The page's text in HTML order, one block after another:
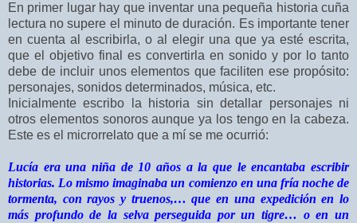
En primer lugar hay que inventar una pequeña historia cuña
lectura no supere el minuto de duración. Es importante tener
en cuenta al escribirla, o al elegir una que ya esté escrita,
que el objetivo final es convertirla en sonido y por lo tanto
debe de incluir unos elementos que faciliten ese propósito:
personajes, sonidos determinados, música, etc.
Inicialmente escribo la historia sin detallar personajes ni
otros elementos sonoros aunque ya los tengo en la cabeza.
Este es el microrrelato que a mí se me ocurrió:
Lucía era una niña de 10 años a la que le encantaba escribir
historias. Lo mismo imaginaba un comienzo en una fría noche de
tormenta, con rayos y truenos,… que en una expedición en lo
más profundo de la selva perseguida por un tigre… o en un